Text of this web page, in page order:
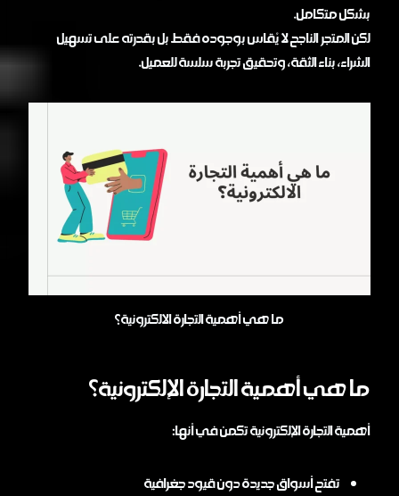
بشكل متكامل.
لكن المتجر الناجح لا يُقاس بوجوده فقط بل بقدرته على تسهيل
الشراء، بناء الثقة، وتحقيق تجربة سلسة للعميل.
ما هي أهمية التجارة الالكترونية؟
ما هي أهمية التجارة الإلكترونية؟
أهمية التجارة الإلكترونية تكمن في أنها:
تفتح أسواق جديدة دون قيود جغرافية